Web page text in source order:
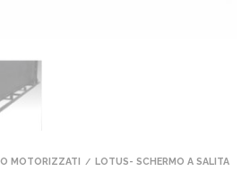
MOTORIZZATI / LOTUS- SCHERMO A SALITA